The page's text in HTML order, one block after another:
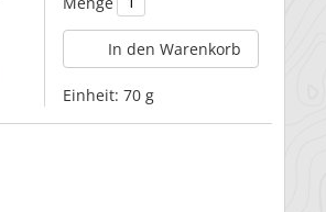
In den Warenkorb
Einheit: 70 g